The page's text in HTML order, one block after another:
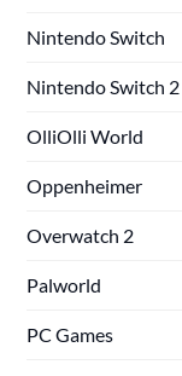
Nintendo Switch
Nintendo Switch 2
OlliOlli World
Oppenheimer
Overwatch 2
Palworld
PC Games